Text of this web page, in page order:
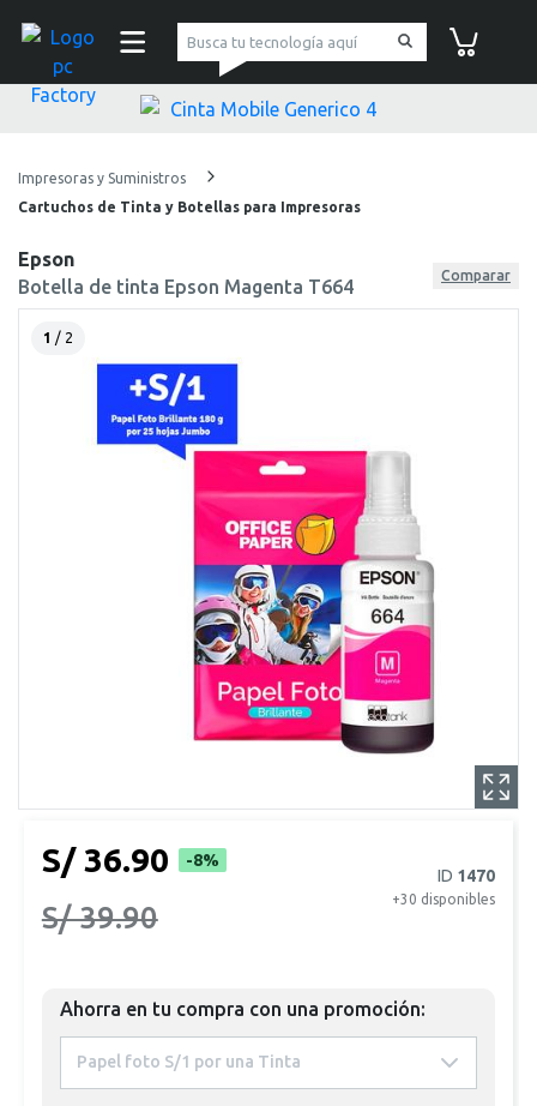
pc Factory
Impresoras y Suministros
Cartuchos de Tinta y Botellas para Impresoras
Epson
Botella de tinta Epson Magenta T664
Comparar
1 / 2
S/ 36.90 -8%
S/ 39.90
ID 1470
+30 disponibles
Ahorra en tu compra con una promoción: